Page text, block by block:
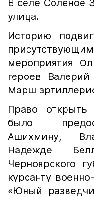
В селе Соленое
улица.
Историю
мероприятия
героев
Марш
Право
было
Ашихмину,
Надежде
Черноярского
курсанту
«Юный